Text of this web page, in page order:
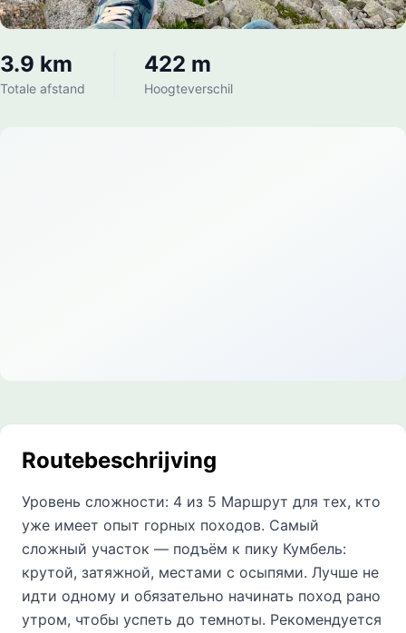
3.9 km
Totale afstand
422 m
Hoogteverschil
Routebeschrijving
Уровень сложности: 4 из 5 Маршрут для тех, кто
уже имеет опыт горных походов. Самый
сложный участок — подъём к пику Кумбель:
крутой, затяжной, местами с осыпями. Лучше не
идти одному и обязательно начинать поход рано
утром, чтобы успеть до темноты. Рекомендуется